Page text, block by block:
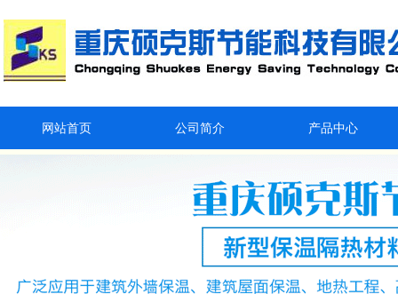
网站首页 公司简介 产品中心